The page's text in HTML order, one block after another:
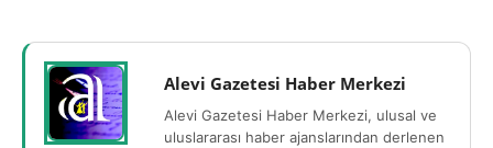
Alevi Gazetesi Haber Merkezi
Alevi Gazetesi Haber Merkezi, ulusal ve
uluslararası haber ajanslarından derlenen